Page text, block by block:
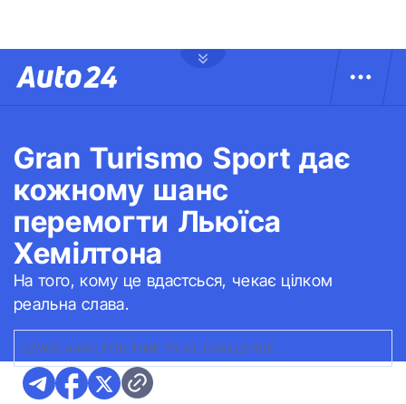
Gran Turismo Sport дає
кожному шанс
перемогти Льюїса
Хемілтона
На того, кому це вдастсься, чекає цілком
реальна слава.
LEWIS HAMILTON TIME TRIAL CHALLENGE